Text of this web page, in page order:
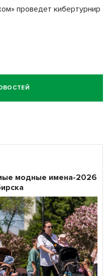
проведет кибертурнир
модные имена-2026